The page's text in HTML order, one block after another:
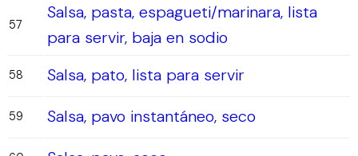
57
Salsa, pasta, espagueti/marinara, lista
para servir, baja en sodio
58 Salsa, pato, lista para servir
59 Salsa, pavo instantáneo, seco